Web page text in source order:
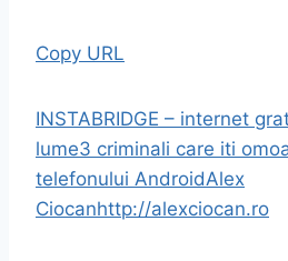
Copy URL
INSTABRIDGE – internet
lume3 criminali care iti
telefonului AndroidAlex
Ciocanhttp://alexciocan.ro